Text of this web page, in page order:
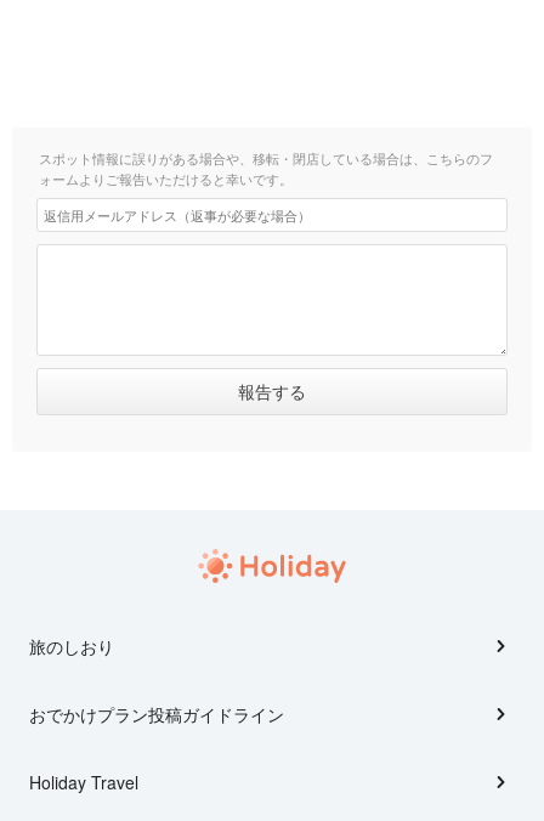
スポット情報に誤りがある場合や、移転・閉店している場合は、こちらのフ
ォームよりご報告いただけると幸いです。
旅のしおり
おでかけプラン投稿ガイドライン
Holiday Travel